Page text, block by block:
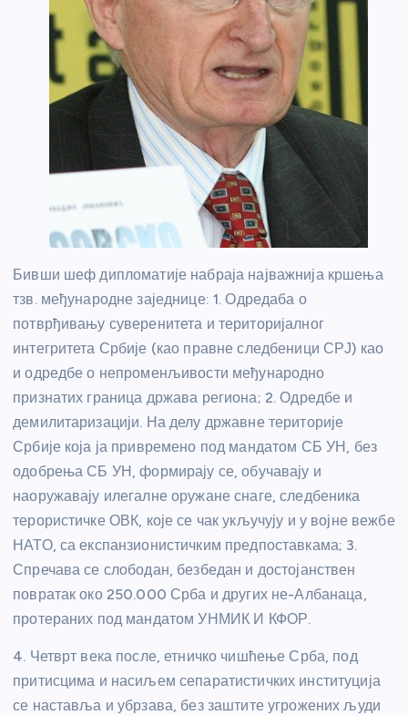
Бивши шеф дипломатије набраја најважнија кршења
тзв. међународне заједнице: 1. Одредаба о
потврђивању суверенитета и територијалног
интегритета Србије (као правне следбеници СРЈ) као
и одредбе о непроменљивости међународно
признатих граница држава региона; 2. Одредбе и
демилитаризацији. На делу државне територије
Србије која ја привремено под мандатом СБ УН, без
одобрења СБ УН, формирају се, обучавају и
наоружавају илегалне оружане снаге, следбеника
терористичке ОВК, које се чак укључују и у војне вежбе
НАТО, са експанзионистичким предпоставкама; 3.
Спречава се слободан, безбедан и достојанствен
повратак око 250.000 Срба и других не-Албанаца,
протераних под мандатом УНМИК И КФОР.
4. Четврт века после, етничко чишћење Срба, под
притисцима и насиљем сепаратистичких институција
се наставља и убрзава, без заштите угрожених људи